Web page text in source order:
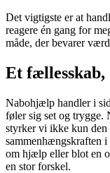
Det vigtigste er at
reagere én gang for
måde, der bevarer
Et fællesskab,
Nabohjælp handler i
føler sig set og trygge.
styrker vi ikke kun den
sammenhængskraften
om hjælp eller blot en
en stor forskel.